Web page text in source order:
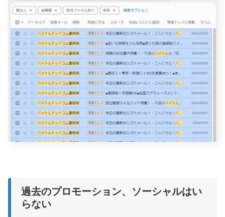
過去のプロモーション、ソーシャルはい
らない